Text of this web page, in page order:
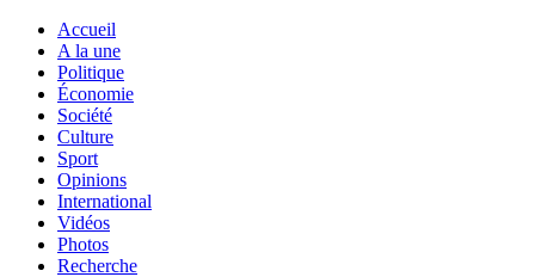
Accueil
A la une
Politique
Économie
Société
Culture
Sport
Opinions
International
Vidéos
Photos
Recherche